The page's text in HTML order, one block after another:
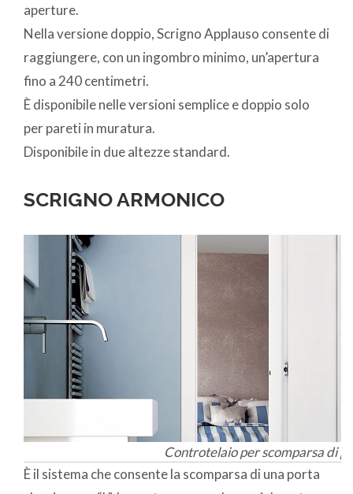
aperture.
Nella versione doppio, Scrigno Applauso consente di
raggiungere, con un ingombro minimo, un’apertura
fino a 240 centimetri.
È disponibile nelle versioni semplice e doppio solo
per pareti in muratura.
Disponibile in due altezze standard.
SCRIGNO ARMONICO
Controtelaio per scomparsa di
È il sistema che consente la scomparsa di una porta